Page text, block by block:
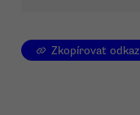
Zkopírovat odkaz